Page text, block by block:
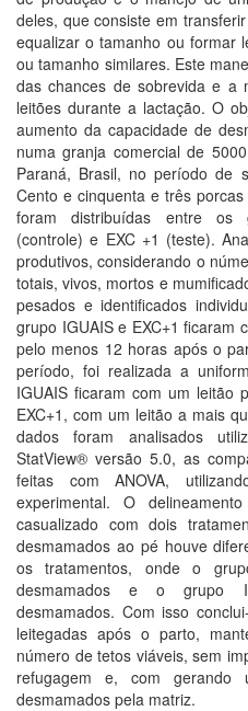
deles, que consiste em
equalizar o tamanho ou formar
ou tamanho similares. Este
das chances de sobrevida e a
leitões durante a lactação. O
aumento da capacidade de
numa granja comercial de
Paraná, Brasil, no período de
Cento e cinquenta e três
foram distribuídas entre os
(controle) e EXC +1 (teste).
produtivos, considerando o
totais, vivos, mortos e
pesados e identificados
grupo IGUAIS e EXC+1 ficaram
pelo menos 12 horas após o
período, foi realizada a
IGUAIS ficaram com um leitão
EXC+1, com um leitão a mais
dados foram analisados
StatView® versão 5.0, as
feitas com ANOVA,
experimental. O
casualizado com dois
desmamados ao pé houve
os tratamentos, onde o
desmamados e o grupo
desmamados. Com isso
leitegadas após o parto,
número de tetos viáveis, sem
refugagem e, com gerando
desmamados pela matriz.